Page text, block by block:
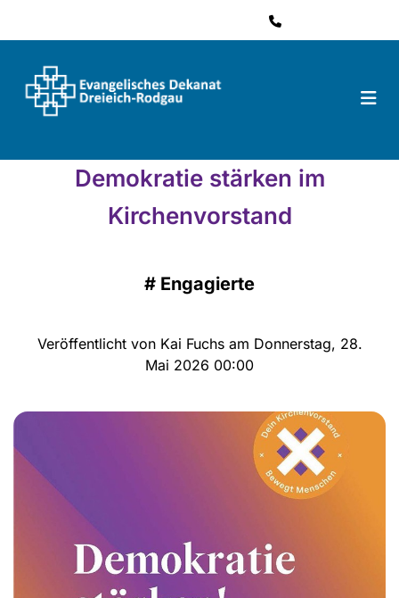

Demokratie stärken im
Kirchenvorstand
# Engagierte
Veröffentlicht von Kai Fuchs am Donnerstag, 28.
Mai 2026 00:00